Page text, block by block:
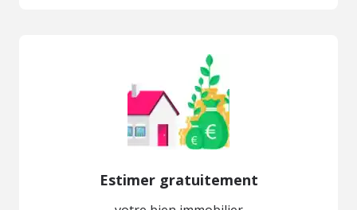
Estimer gratuitement